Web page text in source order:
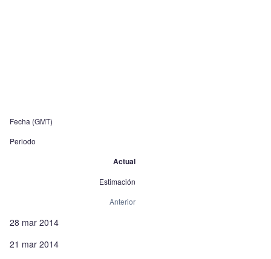
Fecha (GMT)
Periodo
Actual
Estimación
Anterior
28 mar 2014
21 mar 2014